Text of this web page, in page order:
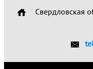
Свердловская